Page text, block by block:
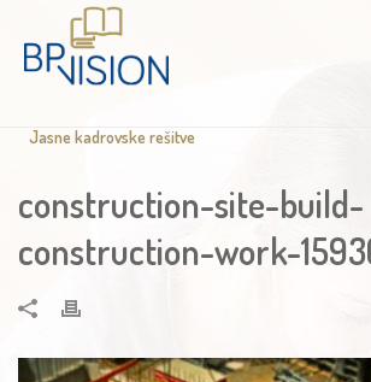
Jasne kadrovske rešitve
construction-site-build-
construction-work-